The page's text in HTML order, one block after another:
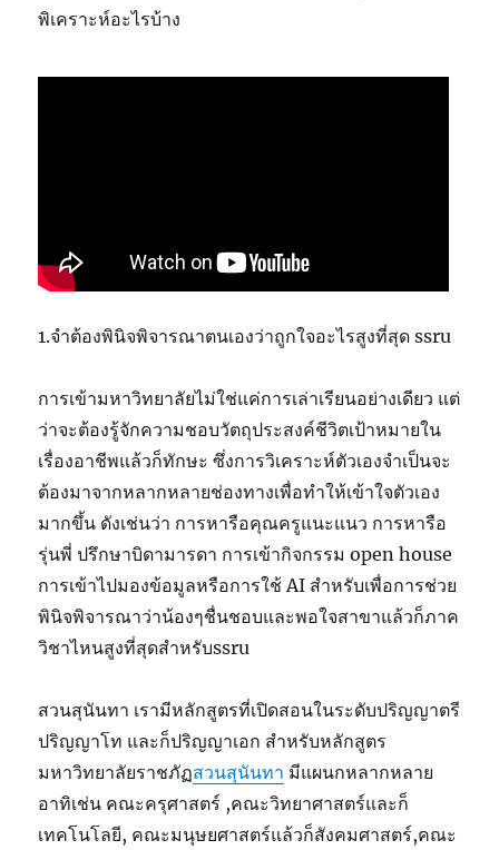
พิเคราะห์อะไรบ้าง
1.จำต้องพินิจพิจารณาตนเองว่าถูกใจอะไรสูงที่สุด ssru
การเข้ามหาวิทยาลัยไม่ใช่แค่การเล่าเรียนอย่างเดียว แต่
ว่าจะต้องรู้จักความชอบวัตถุประสงค์ชีวิตเป้าหมายใน
เรื่องอาชีพแล้วก็ทักษะ ซึ่งการวิเคราะห์ตัวเองจำเป็นจะ
ต้องมาจากหลากหลายช่องทางเพื่อทำให้เข้าใจตัวเอง
มากขึ้น ดังเช่นว่า การหารือคุณครูแนะแนว การหารือ
รุ่นพี่ ปรึกษาบิดามารดา การเข้ากิจกรรม open house
การเข้าไปมองข้อมูลหรือการใช้ AI สำหรับเพื่อการช่วย
พินิจพิจารณาว่าน้องๆชื่นชอบและพอใจสาขาแล้วก็ภาค
วิชาไหนสูงที่สุดสำหรับssru
สวนสุนันทา เรามีหลักสูตรที่เปิดสอนในระดับปริญญาตรี
ปริญญาโท และก็ปริญญาเอก สำหรับหลักสูตร
มหาวิทยาลัยราชภัฏสวนสุนันทา มีแผนกหลากหลาย
อาทิเช่น คณะครุศาสตร์ ,คณะวิทยาศาสตร์และก็
เทคโนโลยี, คณะมนุษยศาสตร์แล้วก็สังคมศาสตร์,คณะ